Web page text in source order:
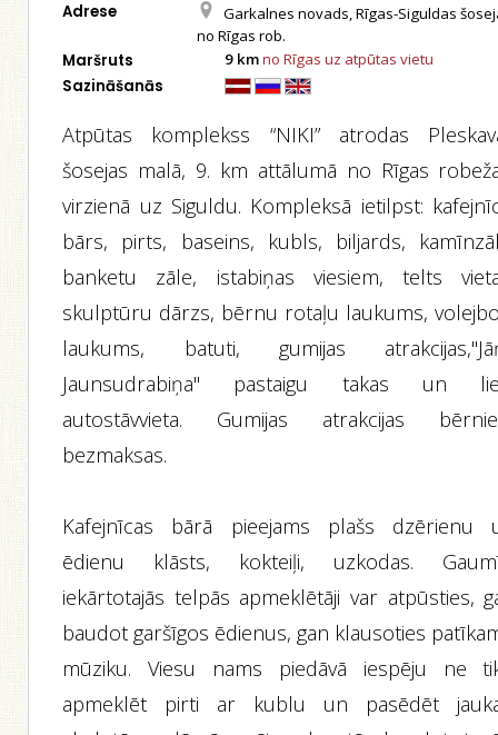
Adrese
Garkalnes novads, Rīgas-Siguldas
no Rīgas rob.
Maršruts 9 kmno Rīgas uz atpūtas vietu
Sazināšanās
Atpūtas komplekss “NIKI” atrodas
šosejas malā, 9. km attālumā no Rīgas
virzienā uz Siguldu. Kompleksā ietilpst:
bārs, pirts, baseins, kubls, biljards,
banketu zāle, istabiņas viesiem, telts
skulptūru dārzs, bērnu rotaļu laukums,
laukums, batuti, gumijas
Jaunsudrabiņa" pastaigu takas un
autostāvvieta. Gumijas atrakcijas
bezmaksas.
Kafejnīcas bārā pieejams plašs dzērienu
ēdienu klāsts, kokteiļi, uzkodas.
iekārtotajās telpās apmeklētāji var atpūsties,
baudot garšīgos ēdienus, gan klausoties
mūziku. Viesu nams piedāvā iespēju ne
apmeklēt pirti ar kublu un pasēdēt